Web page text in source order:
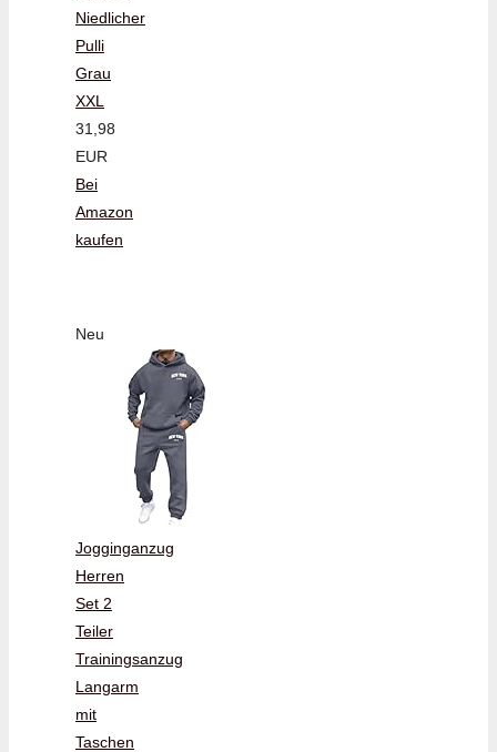
Niedlicher
Pulli
Grau
XXL
31,98
EUR
Bei
Amazon
kaufen
Neu
Jogginganzug
Herren
Set 2
Teiler
Trainingsanzug
Langarm
mit
Taschen